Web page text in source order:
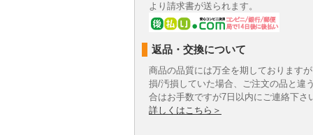
より請求書が送られます。
返品・交換について
商品の品質には万全を期しております
損/汚損していた場合、ご注文の品と違
合はお手数ですが7日以内にご連絡下さ
詳しくはこちら＞